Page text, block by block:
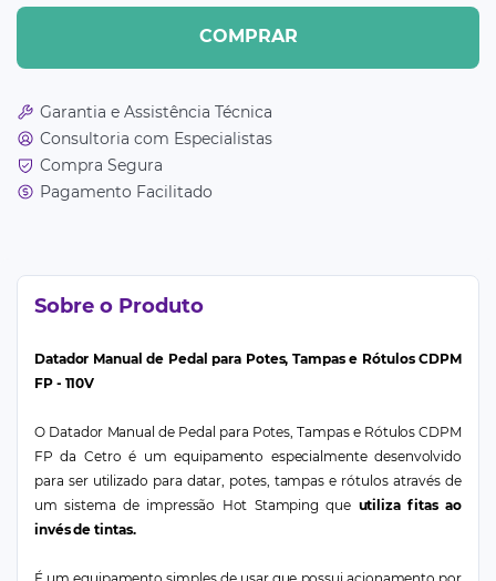
COMPRAR
Garantia e Assistência Técnica
Consultoria com Especialistas
Compra Segura
Pagamento Facilitado
Sobre o Produto
Datador Manual de Pedal para Potes, Tampas e Rótulos CDPM
FP - 110V
O Datador Manual de Pedal para Potes, Tampas e Rótulos CDPM
FP da Cetro é um equipamento especialmente desenvolvido
para ser utilizado para datar, potes, tampas e rótulos através de
um sistema de impressão Hot Stamping que utiliza fitas ao
invés de tintas.